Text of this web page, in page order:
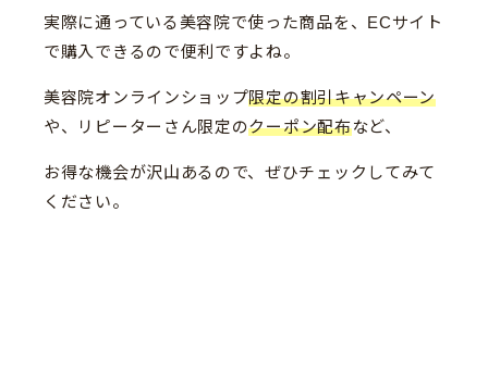
実際に通っている美容院で使った商品を、ECサイト
で購入できるので便利ですよね。
美容院オンラインショップ限定の割引キャンペーン
や、リピーターさん限定のクーポン配布など、
お得な機会が沢山あるので、ぜひチェックしてみて
ください。